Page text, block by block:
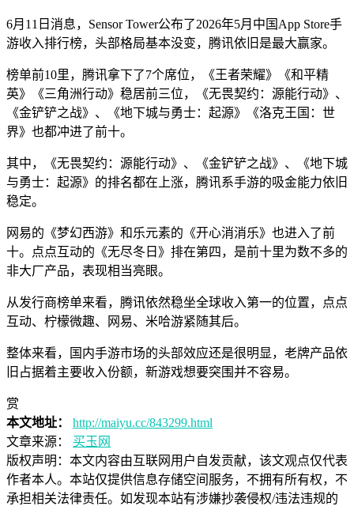
6月11日消息，Sensor Tower公布了2026年5月中国App Store手
游收入排行榜，头部格局基本没变，腾讯依旧是最大赢家。
榜单前10里，腾讯拿下了7个席位，《王者荣耀》《和平精
英》《三角洲行动》稳居前三位，《无畏契约：源能行动》、
《金铲铲之战》、《地下城与勇士：起源》《洛克王国：世
界》也都冲进了前十。
其中，《无畏契约：源能行动》、《金铲铲之战》、《地下城
与勇士：起源》的排名都在上涨，腾讯系手游的吸金能力依旧
稳定。
网易的《梦幻西游》和乐元素的《开心消消乐》也进入了前
十。点点互动的《无尽冬日》排在第四，是前十里为数不多的
非大厂产品，表现相当亮眼。
从发行商榜单来看，腾讯依然稳坐全球收入第一的位置，点点
互动、柠檬微趣、网易、米哈游紧随其后。
整体来看，国内手游市场的头部效应还是很明显，老牌产品依
旧占据着主要收入份额，新游戏想要突围并不容易。
赏
本文地址：
http://maiyu.cc/843299.html
文章来源：
买玉网
版权声明： 本文内容由互联网用户自发贡献，该文观点仅代表
作者本人。本站仅提供信息存储空间服务，不拥有所有权，不
承担相关法律责任。如发现本站有涉嫌抄袭侵权/违法违规的